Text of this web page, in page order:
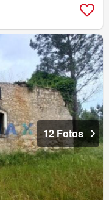
12 Fotos